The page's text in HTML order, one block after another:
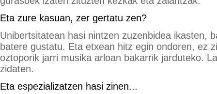
Eta zure kasuan, zer gertatu zen?
Unibertsitatean hasi nintzen zuzenbidea ikasten,
batere gustatu. Eta etxean hitz egin ondoren, ez
oztoporik jarri musika arloan bakarrik jarduteko.
zidaten.
Eta espezializatzen hasi zinen...